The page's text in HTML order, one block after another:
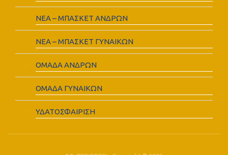
ΝΕΑ – ΜΠΑΣΚΕΤ ΑΝΔΡΩΝ
ΝΕΑ – ΜΠΑΣΚΕΤ ΓΥΝΑΙΚΩΝ
ΟΜΑΔΑ ΑΝΔΡΩΝ
ΟΜΑΔΑ ΓΥΝΑΙΚΩΝ
ΥΔΑΤΟΣΦΑΙΡΙΣΗ